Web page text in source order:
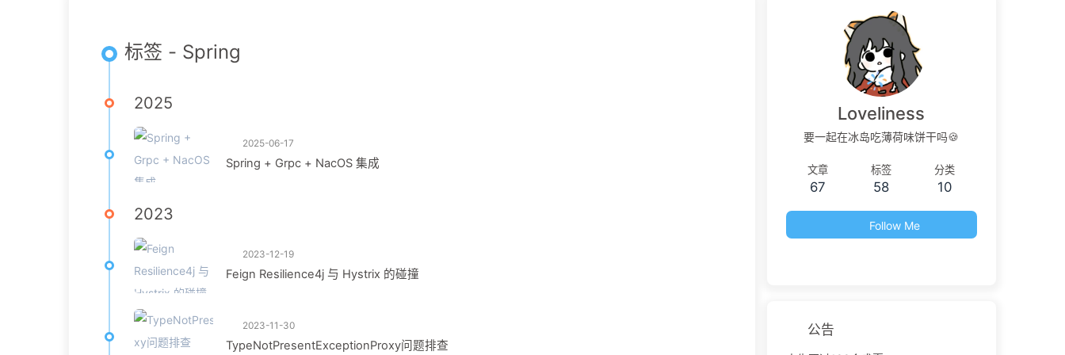
标签 - Spring
2025
2025-06-17
Spring + Grpc + NacOS 集成
2023
2023-12-19
Feign Resilience4j 与 Hystrix 的碰撞
2023-11-30
TypeNotPresentExceptionProxy问题排查
Loveliness
要一起在冰岛吃薄荷味饼干吗🍪
文章
67
标签
58
分类
10
Follow Me
公告